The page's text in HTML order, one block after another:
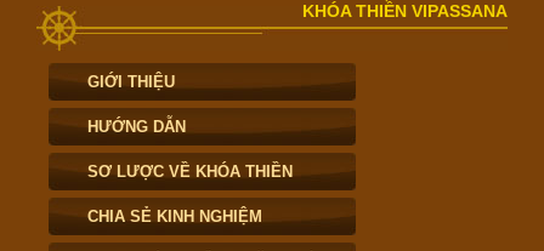
KHÓA THIỀN VIPASSANA
GIỚI THIỆU
HƯỚNG DẪN
SƠ LƯỢC VỀ KHÓA THIỀN
CHIA SẺ KINH NGHIỆM